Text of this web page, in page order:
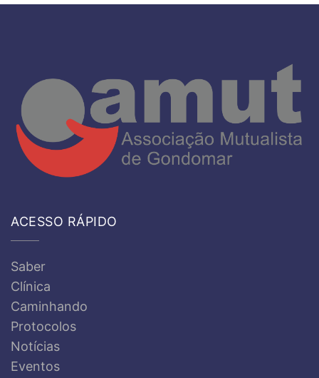
ACESSO RÁPIDO
Saber
Clínica
Caminhando
Protocolos
Notícias
Eventos